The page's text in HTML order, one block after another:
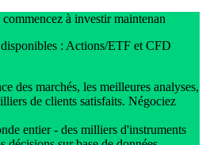
à investir maintenan
: Actions/ETF et CFD
des marchés, les meilleures analyses,
de clients satisfaits. Négociez
entier - des milliers d'instruments